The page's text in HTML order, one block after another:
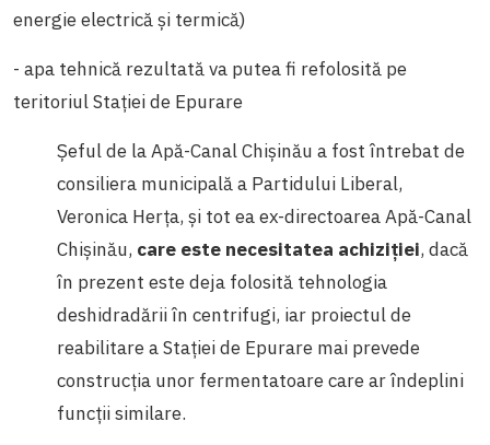
energie electrică și termică)
- apa tehnică rezultată va putea fi refolosită pe
teritoriul Stației de Epurare
Șeful de la Apă-Canal Chișinău a fost întrebat de
consiliera municipală a Partidului Liberal,
Veronica Herța, și tot ea ex-directoarea Apă-Canal
Chișinău, care este necesitatea achiziției, dacă
în prezent este deja folosită tehnologia
deshidradării în centrifugi, iar proiectul de
reabilitare a Stației de Epurare mai prevede
construcția unor fermentatoare care ar îndeplini
funcții similare.